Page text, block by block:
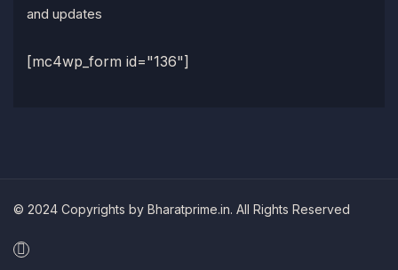
and updates
[mc4wp_form id="136"]
© 2024 Copyrights by Bharatprime.in. All Rights Reserved